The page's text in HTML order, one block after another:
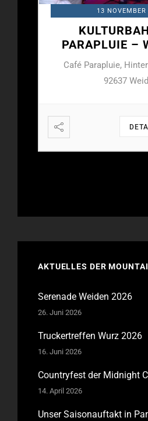
13
PARAPLUIE –
Café Parapluie,
92637
AKTUELLES DER
Serenade Weiden 2026
26. Juni 2026
Truckertreffen Wurz 2026
16. Juni 2026
Countryfest der Midnight
14. April 2026
Unser Saisonauftakt in